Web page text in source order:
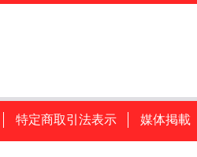
特定商取引法表示 媒体掲載